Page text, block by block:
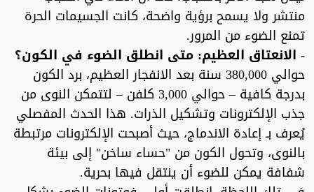
منتشر ولا يسمح برؤية واضحة، كانت الجسيمات الحرة
تمنع الضوء من المرور.
- الانعتاق العظيم: متى انطلق الضوء في الكون؟
حوالي 380,000 سنة بعد الانفجار العظيم، برد الكون
بدرجة كافية – حوالي 3,000 كلفن – لتتمكن النوى من
جذب الإلكترونات وتشكيل الذرات. هذا الحدث المفصلي
يُعرف بـ إعادة الاندماج، حيث أصبحت الإلكترونات مرتبطة
بالنوى، وتحول الكون من "حساء ساخن" إلى بيئة
شفافة يمكن للضوء أن ينتقل فيها بحرية.